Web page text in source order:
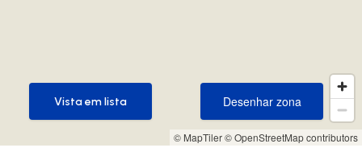
© MapTiler© OpenStreetMap contributors
Desenhar zona
Desenhar zona
Vista em lista
Vista em lista